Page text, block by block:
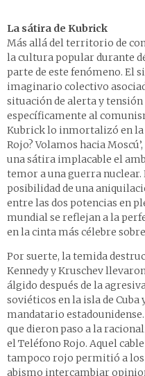
La sátira de Kubrick
Más allá del territorio de
la cultura popular durante
parte de este fenómeno. El
imaginario colectivo
situación de alerta y
específicamente al
Kubrick lo inmortalizó en la
Rojo? Volamos hacia
una sátira implacable el
temor a una guerra
posibilidad de una
entre las dos potencias en
mundial se reflejan a la
en la cinta más célebre
Por suerte, la temida
Kennedy y Kruschev
álgido después de la
soviéticos en la isla de
mandatario
que dieron paso a la
el Teléfono Rojo. Aquel
tampoco rojo permitió a los
abismo intercambiar